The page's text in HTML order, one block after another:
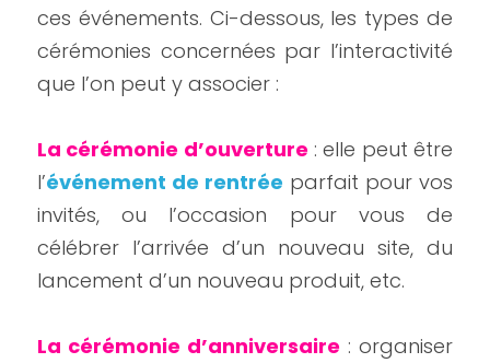
ces événements. Ci-dessous, les types de
cérémonies concernées par l’interactivité
que l’on peut y associer :
La cérémonie d’ouverture : elle peut être
l’événement de rentrée parfait pour vos
invités, ou l’occasion pour vous de
célébrer l’arrivée d’un nouveau site, du
lancement d’un nouveau produit, etc.
La cérémonie d’anniversaire : organiser